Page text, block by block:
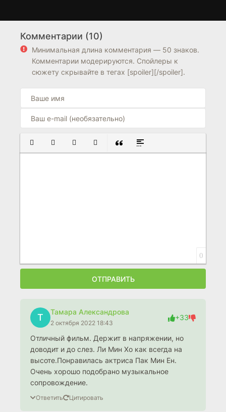
7.4 8.2
Комментарии (10)
Минимальная длина комментария — 50 знаков.
Комментарии модерируются. Спойлеры к
сюжету скрывайте в тегах [spoiler][/spoiler].
ПОЛУЖИРНЫЙ
КУРСИВПОДЧЕРКНУТЫЙ
ЗАЧЕРКНУТЫЙ
ВСТАВКА ЦИТАТЫ
ВСТАВКА СПОЙЛЕРА
0
ОТПРАВИТЬ
Т
Тамара Александрова
2 октября 2022 18:43
+33
Отличный фильм. Держит в напряжении, но
доводит и до слез. Ли Мин Хо как всегда на
высоте.Понравилась актриса Пак Мин Ен.
Очень хорошо подобрано музыкальное
сопровождение.
Ответить Цитировать